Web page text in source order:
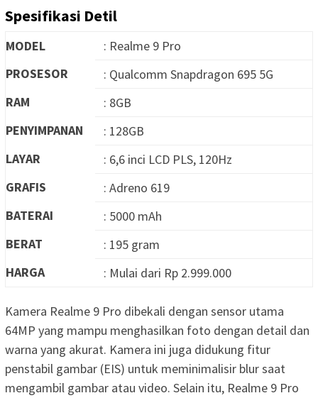
Spesifikasi Detil
MODEL
: Realme 9 Pro
PROSESOR
: Qualcomm Snapdragon 695 5G
RAM
: 8GB
PENYIMPANAN
: 128GB
LAYAR
: 6,6 inci LCD PLS, 120Hz
GRAFIS
: Adreno 619
BATERAI
: 5000 mAh
BERAT
: 195 gram
HARGA
: Mulai dari Rp 2.999.000
Kamera Realme 9 Pro dibekali dengan sensor utama
64MP yang mampu menghasilkan foto dengan detail dan
warna yang akurat. Kamera ini juga didukung fitur
penstabil gambar (EIS) untuk meminimalisir blur saat
mengambil gambar atau video. Selain itu, Realme 9 Pro